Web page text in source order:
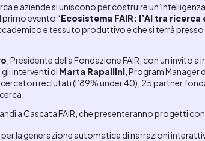
e aziende si uniscono per costruire
evento “Ecosistema FAIR: l’AI tra ricerca
e tessuto produttivo e che si terrà presso
, Presidente della Fondazione FAIR, con un invito a
interventi di Marta Rapallini , Program Manager
reclutati (l’89% under 40), 25 partner
a Cascata FAIR, che presenteranno progetti
per la generazione automatica di narrazioni